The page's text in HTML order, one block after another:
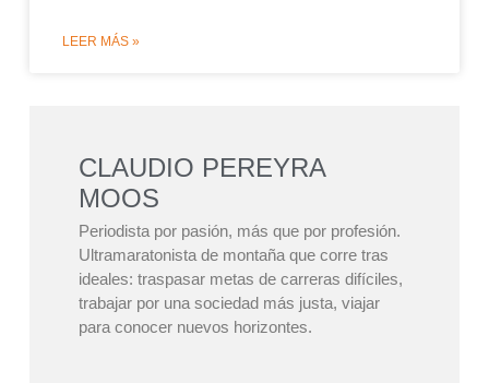
LEER MÁS »
CLAUDIO PEREYRA
MOOS
Periodista por pasión, más que por profesión.
Ultramaratonista de montaña que corre tras
ideales: traspasar metas de carreras difíciles,
trabajar por una sociedad más justa, viajar
para conocer nuevos horizontes.